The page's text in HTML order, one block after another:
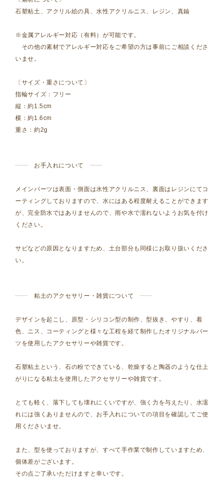
石塑粘土、アクリル絵の具、水性アクリルニス、レジン、真鍮
※金属アレルギー対応（有料）が可能です。
その他の素材でアレルギー対応をご希望の方は事前にご相談くださ
いませ。
〔サイズ・重さについて〕
指輪サイズ：フリー
縦：約1.5cm
横：約1.6cm
重さ：約2g
┈┈ お手入れについて ┈┈
メインパーツは表面・側面は水性アクリルニス、裏面はレジンにてコ
ーティングしておりますので、水にはある程度耐えることができます
が、完全防水ではありませんので、雨や水で濡れないようお気を付け
ください。
サビなどの原因となりますため、土台部分も同様にお取り扱いくださ
い。
┈┈ 粘土のアクセサリー・雑貨について ┈┈
デザインを起こし、原型・シリコン型の制作、型抜き、やすり、着
色、ニス、コーティングと様々な工程を経て制作したオリジナルパー
ツを使用したアクセサリーや雑貨です。
石塑粘土という、石の粉でできている、乾燥すると陶器のような仕上
がりになる粘土を使用したアクセサリーや雑貨です。
とても軽く、落下しても壊れにくいですが、強く力を与えたり、水濡
れには強くありませんので、お手入れについての項目を確認してご使
用くださいませ。
また、型を使っておりますが、すべて手作業で制作していますため、
個体差がございます。
その点ご了承いただけますと幸いです。